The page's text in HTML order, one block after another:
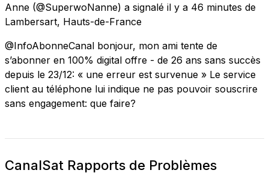
Anne (@SuperwoNanne) a signalé il y a 46 minutes de
Lambersart, Hauts-de-France
@InfoAbonneCanal bonjour, mon ami tente de
s’abonner en 100% digital offre - de 26 ans sans succès
depuis le 23/12: « une erreur est survenue » Le service
client au téléphone lui indique ne pas pouvoir souscrire
sans engagement: que faire?
CanalSat Rapports de Problèmes